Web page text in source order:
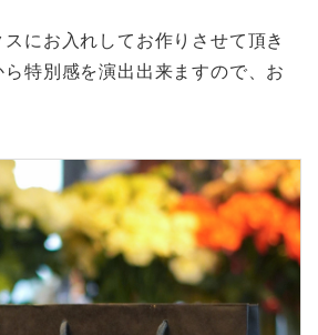
にお入れしてお作りさせて頂き
ら特別感を演出出来ますので、お